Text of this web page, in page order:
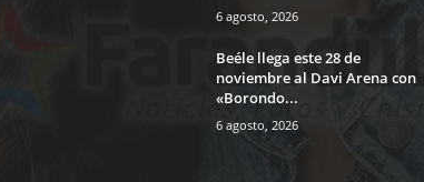
6 agosto, 2026
Beéle llega este 28 de
noviembre al Davi Arena con
«Borondo...
6 agosto, 2026